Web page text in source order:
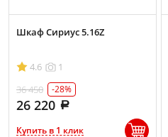
Шкаф Сириус 5.16Z
4.6
1
36 450
-28%
26 220
Купить в 1 клик